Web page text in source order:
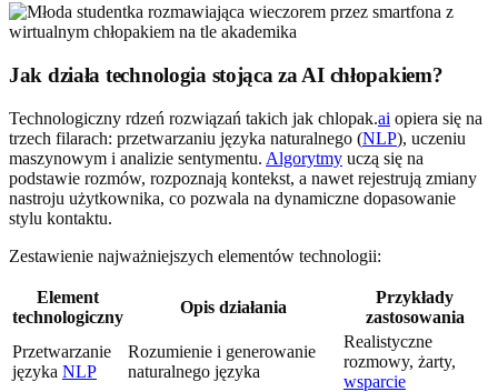
Jak działa technologia stojąca za AI chłopakiem?
Technologiczny rdzeń rozwiązań takich jak chlopak.ai opiera się na
trzech filarach: przetwarzaniu języka naturalnego (NLP), uczeniu
maszynowym i analizie sentymentu. Algorytmy uczą się na
podstawie rozmów, rozpoznają kontekst, a nawet rejestrują zmiany
nastroju użytkownika, co pozwala na dynamiczne dopasowanie
stylu kontaktu.
Zestawienie najważniejszych elementów technologii:
Element
technologiczny
Opis działania
Przykłady
zastosowania
Przetwarzanie
języka NLP
Rozumienie i generowanie
naturalnego języka
Realistyczne
rozmowy, żarty,
wsparcie